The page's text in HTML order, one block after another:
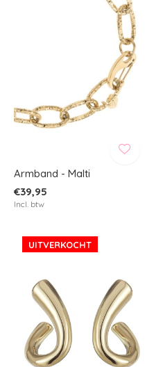
Armband - Malti
€39,95
Incl. btw
UITVERKOCHT